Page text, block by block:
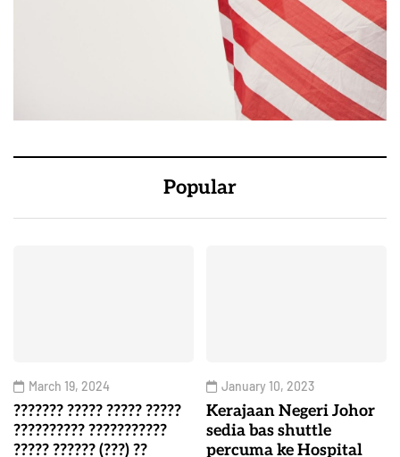
Popular
March 19, 2024
??????? ????? ????? ?????
?????????? ???????????
????? ?????? (???) ??
January 10, 2023
Kerajaan Negeri Johor
sedia bas shuttle
percuma ke Hospital